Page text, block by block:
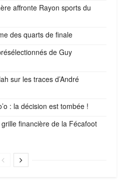
affronte Rayon sports du
des quarts de finale
de Guy
sur les traces d’André
: la décision est tombée !
financière de la Fécafoot